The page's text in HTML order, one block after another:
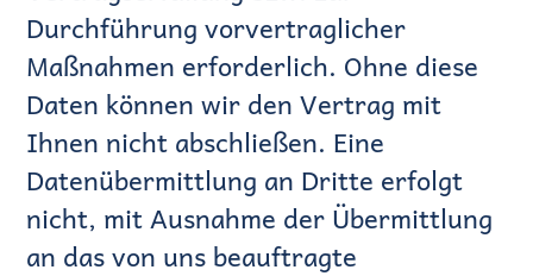
Durchführung vorvertraglicher
Maßnahmen erforderlich. Ohne diese
Daten können wir den Vertrag mit
Ihnen nicht abschließen. Eine
Datenübermittlung an Dritte erfolgt
nicht, mit Ausnahme der Übermittlung
an das von uns beauftragte